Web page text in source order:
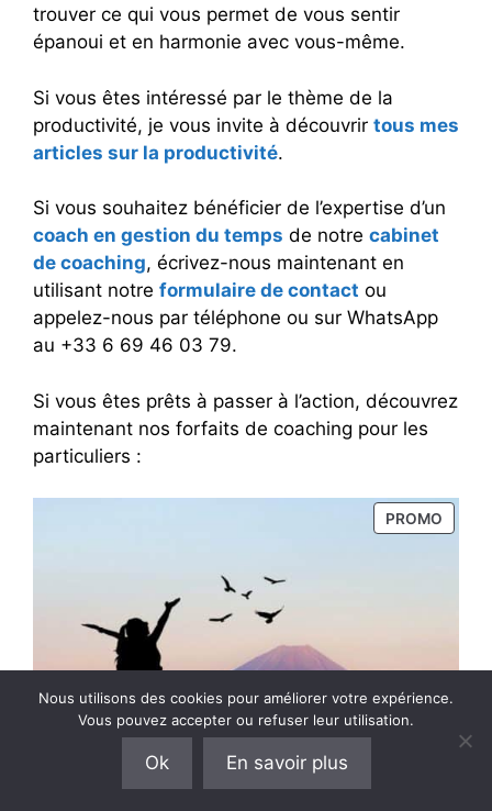
trouver ce qui vous permet de vous sentir
épanoui et en harmonie avec vous-même.
Si vous êtes intéressé par le thème de la
productivité, je vous invite à découvrir tous mes
articles sur la productivité.
Si vous souhaitez bénéficier de l’expertise d’un
coach en gestion du temps de notre cabinet
de coaching, écrivez-nous maintenant en
utilisant notre formulaire de contact ou
appelez-nous par téléphone ou sur WhatsApp
au +33 6 69 46 03 79.
Si vous êtes prêts à passer à l’action, découvrez
maintenant nos forfaits de coaching pour les
particuliers :
PROMO
EN
Nous utilisons des cookies pour améliorer votre expérience.
Vous pouvez accepter ou refuser leur utilisation.
Ok En savoir plus